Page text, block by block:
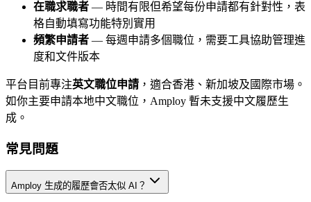
在職求職者 — 時間有限但希望每份申請都有針對性，表
格自動填寫功能特別實用
頻繁申請者 — 每週申請多個職位，需要工具協助管理進
度和文件版本
平台目前專注英文職位申請 ，適合香港、新加坡及國際市場。
如你主要申請本地中文職位，Amploy 暫未支援中文履歷生
成。
常見問題
Amploy 生成的履歷會否太似 AI？